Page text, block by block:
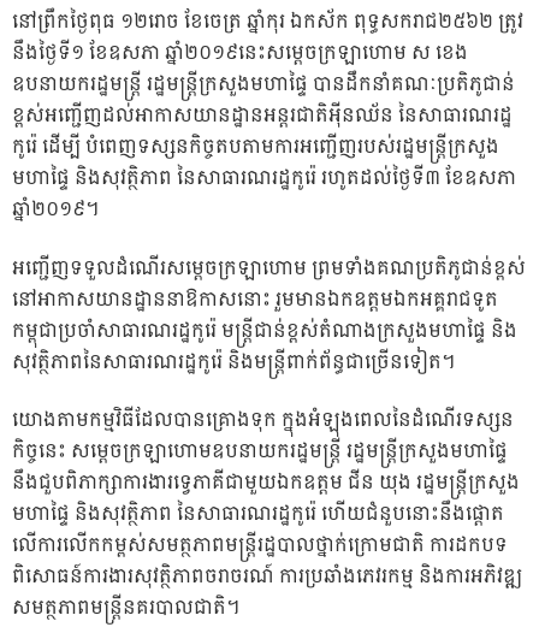
នៅព្រឹកថ្ងៃពុធ ១២រោច ខែចេត្រ ឆ្នាំកុរ ឯកស័ក ពុទ្ធសករាជ២៥៦២ ត្រូវ
នឹងថ្ងៃទី១ ខែឧសភា​ ឆ្នាំ២០១៩នេះសម្ដេចក្រឡាហោម ស ខេង
ឧបនាយករដ្ឋមន្រ្តី រដ្ឋមន្រ្តីក្រសួងមហាផ្ទៃ បានដឹកនាំគណៈប្រតិភូជាន់
ខ្ពស់អញ្ជេីញដល់អាកាសយានដ្ឋានអន្តរជាតិអុីនឈ័ន នៃសាធារណរដ្ឋ
កូរ៉េ ដើម្បី​ បំពេញទស្សនកិច្ចតបតាមការអញ្ជើញរបស់រដ្ឋមន្រ្តីក្រសួង
មហាផ្ទៃ និងសុវត្ថិភាព នៃសាធារណរដ្ឋកូរ៉េ រហូតដល់ថ្ងៃទី៣ ខែឧសភា
ឆ្នាំ២០១៩។
អញ្ជើញទទួលដំណើរសម្ដេចក្រឡាហោម ព្រមទាំងគណប្រតិភូជាន់ខ្ពស់
នៅអាកាស​យានដ្ឋាននាឱកាសនោះ រួមមានឯកឧត្តមឯកអគ្គរាជទូត
កម្ពុជាប្រចាំសាធារណរដ្ឋកូរ៉េ មន្រ្តីជាន់ខ្ពស់តំណាងក្រសួងមហាផ្ទៃ និង
សុវត្ថិភាពនៃសាធារណរដ្ឋកូរ៉េ និងមន្រ្តីពាក់ព័ន្ធជាច្រើនទៀត។
យោងតាមកម្មវិធីដែលបានគ្រោងទុក ក្នុងអំឡុងពេលនៃដំណើរទស្សន
កិច្ចនេះ សម្ដេចក្រឡាហោមឧបនាយករដ្ឋមន្រ្តី រដ្ឋមន្រ្តីក្រសួងមហាផ្ទៃ
នឹងជួបពិភាក្សាការងារទ្វេភាគីជាមួយឯកឧត្តម ជីន យុង រដ្ឋមន្រ្តីក្រសួង
មហាផ្ទៃ និងសុវត្ថិភាព នៃសាធារណរដ្ឋកូរ៉េ ហើយជំនួបនោះនឹងផ្ដោត
លើការលើកកម្ពស់​សមត្ថភាពមន្រ្តីរដ្ឋបាលថ្នាក់ក្រោមជាតិ ការដកបទ
ពិសោធន៍ការងារសុវត្ថិភាពចរាចរណ៍ ការប្រឆាំងភេវរកម្ម និងការអភិវឌ្ឍ
សមត្ថភាពមន្រ្តីនគរបាលជាតិ។